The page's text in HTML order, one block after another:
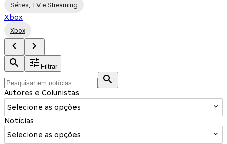
Séries, TV e Streaming
Xbox
Xbox
Filtrar
Autores e Colunistas
Selecione as opções
Notícias
Selecione as opções